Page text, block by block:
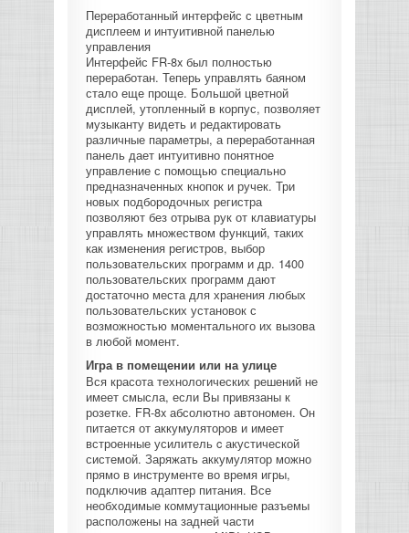
Переработанный интерфейс с цветным
дисплеем и интуитивной панелью
управления
Интерфейс FR-8x был полностью
переработан. Теперь управлять баяном
стало еще проще. Большой цветной
дисплей, утопленный в корпус, позволяет
музыканту видеть и редактировать
различные параметры, а переработанная
панель дает интуитивно понятное
управление с помощью специально
предназначенных кнопок и ручек. Три
новых подбородочных регистра
позволяют без отрыва рук от клавиатуры
управлять множеством функций, таких
как изменения регистров, выбор
пользовательских программ и др. 1400
пользовательских программ дают
достаточно места для хранения любых
пользовательских установок с
возможностью моментального их вызова
в любой момент.
Игра в помещении или на улице
Вся красота технологических решений не
имеет смысла, если Вы привязаны к
розетке. FR-8x абсолютно автономен. Он
питается от аккумуляторов и имеет
встроенные усилитель c акустической
системой. Заряжать аккумулятор можно
прямо в инструменте во время игры,
подключив адаптер питания. Все
необходимые коммутационные разъемы
расположены на задней части